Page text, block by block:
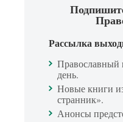
Рассылка
Православный
день.
Новые книги
странник».
Анонсы